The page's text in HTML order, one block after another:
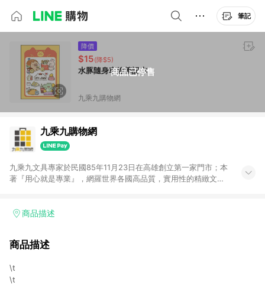
筆記
商品已停售
降價
$15(降$5)
水豚隨身車線筆記本
九乘九購物網
九乘九購物網
九乘九文具專家於民國85年11月23日在高雄創立第一家門市；本
著『用心就是專業』，網羅世界各國高品質，實用性的精緻文具
非店舖通路及整合虛實行銷為目標，並以完整的物流倉儲系統，
才享有回饋，點數將於廠商出貨後 30 天前後發送。 (2) 門市訂
導購資格。 (3) 使用九乘九APP下單，將無法獲得點數回饋。
商品描述
商品描述
\t
\t